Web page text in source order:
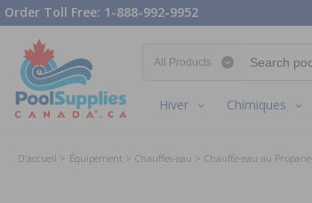
Order Toll Free: 1-888-992-9952
Hiver Chimiques
D'accueil Équipement Chauffes-eau Chauffe-eau au Propane